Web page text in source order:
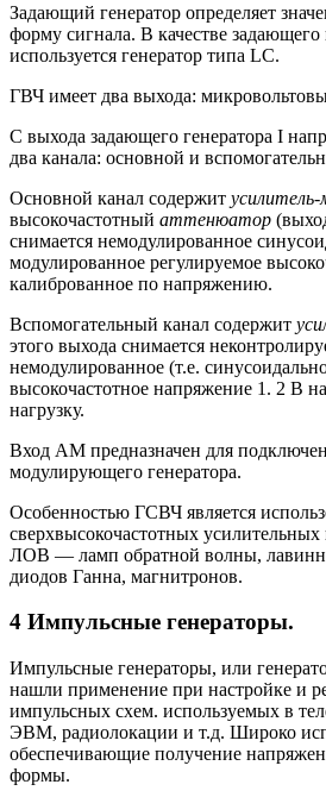
Задающий генератор определяет
форму сигнала. В качестве задающего
используется генератор типа LC.
ГВЧ имеет два выхода:
С выхода задающего генератора I
два ка­нала: основной и
Основной канал содержит
высокочастот­ный аттенюатор
снимается немодулированное
модулированное регулируемое
калиброванное по напряжению.
Вспомогательный канал содержит
этого выхода снимается
немодулированное (т.е.
высокочастотное напряжение 1. 2 В
нагрузку.
Вход AM предназначен для
модулирующего генератора.
Особенностью ГСВЧ является
сверхвысокочастотных
ЛОВ — ламп обратной волны,
диодов Ганна, магнитронов.
4 Импульсные генераторы.
Импульсные генераторы, или
нашли применение при настройке и
импульсных схем. используемых в
ЭВМ, радиолокации и т.д. Широко
обеспечивающие получение
формы.